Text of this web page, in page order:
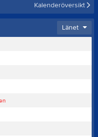
Kalenderöversikt
Länet